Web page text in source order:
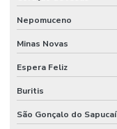
Nepomuceno
Minas Novas
Espera Feliz
Buritis
São Gonçalo do Sapucaí